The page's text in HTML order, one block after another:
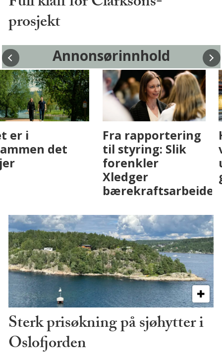
prosjekt
Annonsørinnhold
Fenistra endrer
eiendomsbransjen
med AI. Slik ser vi
Det er i
Drammen det
skjer
Sterk prisøkning på sjøhytter i
Oslofjorden